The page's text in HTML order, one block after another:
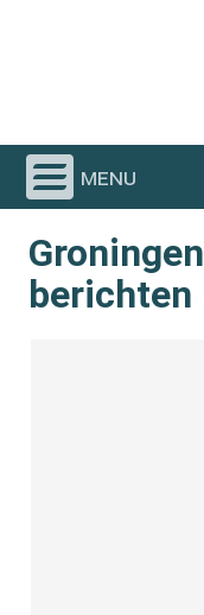
menu
Groningen
berichten